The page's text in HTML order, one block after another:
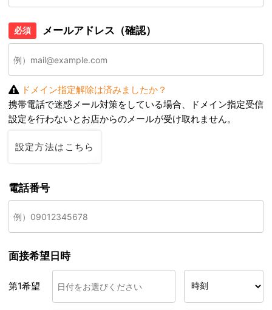
必須 メールアドレス（確認）
ドメイン指定解除は済みましたか？
携帯電話で迷惑メール対策をしている場合、ドメイン指定受信
設定を行わないとお店からのメールが受け取れません。
設定方法はこちら
電話番号
面接希望日時
第1希望